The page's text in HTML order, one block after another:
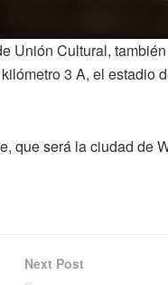
Unión Cultural,
3 A, el estadio
que será la ciudad de
Next Post